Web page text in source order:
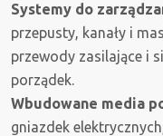
Systemy do
przepusty, kanały i
przewody zasilające i
porządek.
Wbudowane media
gniazdek